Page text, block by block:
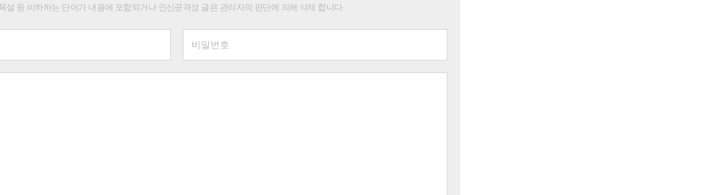
설 등 비하하는 단어가 내용에 포함되거나 인신공격성 글은 관리자의 판단에 의해 삭제 합니다.